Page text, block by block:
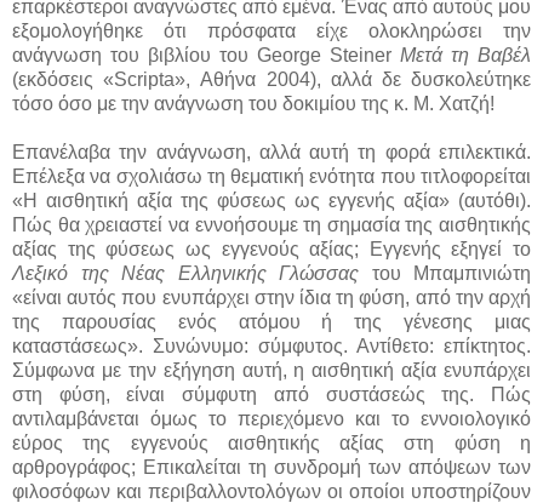
επαρκέστεροι αναγνώστες από εμένα. Ένας από αυτούς μου
εξομολογήθηκε ότι πρόσφατα είχε ολοκληρώσει την
ανάγνωση του βιβλίου του George Steiner Μετά τη Βαβέλ
(εκδόσεις «Scripta», Αθήνα 2004), αλλά δε δυσκολεύτηκε
τόσο όσο με την ανάγνωση του δοκιμίου της κ. Μ. Χατζή!
Επανέλαβα την ανάγνωση, αλλά αυτή τη φορά επιλεκτικά.
Επέλεξα να σχολιάσω τη θεματική ενότητα που τιτλοφορείται
«Η αισθητική αξία της φύσεως ως εγγενής αξία» (αυτόθι).
Πώς θα χρειαστεί να εννοήσουμε τη σημασία της αισθητικής
αξίας της φύσεως ως εγγενούς αξίας; Εγγενής εξηγεί το
Λεξικό της Νέας Ελληνικής Γλώσσας του Μπαμπινιώτη
«είναι αυτός που ενυπάρχει στην ίδια τη φύση, από την αρχή
της παρουσίας ενός ατόμου ή της γένεσης μιας
καταστάσεως». Συνώνυμο: σύμφυτος. Αντίθετο: επίκτητος.
Σύμφωνα με την εξήγηση αυτή, η αισθητική αξία ενυπάρχει
στη φύση, είναι σύμφυτη από συστάσεώς της. Πώς
αντιλαμβάνεται όμως το περιεχόμενο και το εννοιολογικό
εύρος της εγγενούς αισθητικής αξίας στη φύση η
αρθρογράφος; Επικαλείται τη συνδρομή των απόψεων των
φιλοσόφων και περιβαλλοντολόγων οι οποίοι υποστηρίζουν